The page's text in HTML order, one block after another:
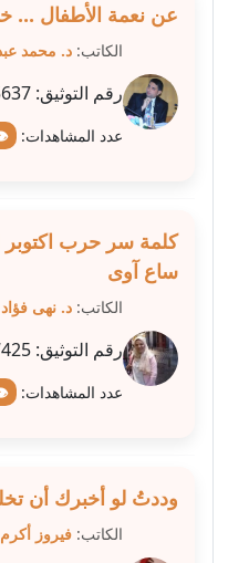
مدونة عبير
عاملة
عاملة
مدونة عبير عزاوي
عاملة
مدونة عبير محمد
عاملة
مدونة عزة الأمير
عاملة
عن نعمة الأطفال ...
الكاتب: د. محمد
رقم التوثيق:
عدد المشاهدات:
كلمة سر حرب اكتوبر
ساع آوى
الكاتب: د. نهى
رقم التوثيق:
عدد المشاهدات:
وددتُ لو أخبرك أن
الكاتب: فيروز